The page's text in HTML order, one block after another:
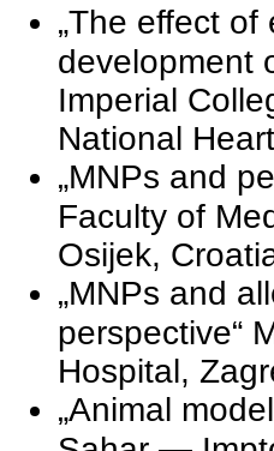
„The effect
development
Imperial
National
„MNPs and
Faculty of
Osijek,
„MNPs and
perspective“
Hospital,
„Animal